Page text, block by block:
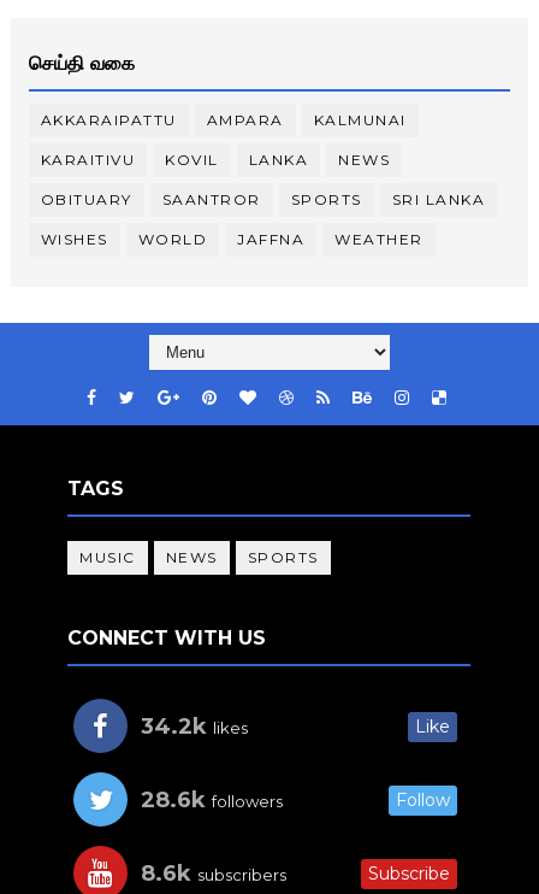
செய்தி வகை
AKKARAIPATTU AMPARA KALMUNAI
KARAITIVU KOVIL LANKA NEWS
OBITUARY SAANTROR SPORTS SRI LANKA
WISHES WORLD JAFFNA WEATHER
TAGS
MUSIC NEWS SPORTS
CONNECT WITH US
34.2k likes Like
28.6k followers Follow
8.6k subscribers Subscribe